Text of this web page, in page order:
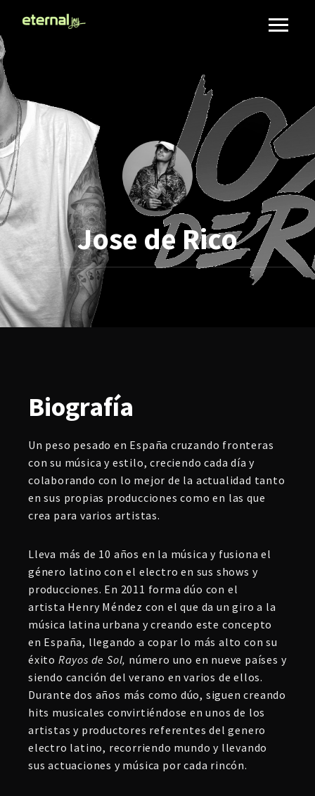
Jose de Rico
Biografía
Un peso pesado en España cruzando fronteras
con su música y estilo, creciendo cada día y
colaborando con lo mejor de la actualidad tanto
en sus propias producciones como en las que
crea para varios artistas.
Lleva más de 10 años en la música y fusiona el
género latino con el electro en sus shows y
producciones. En 2011 forma dúo con el
artista Henry Méndez con el que da un giro a la
música latina urbana y creando este concepto
en España, llegando a copar lo más alto con su
éxito Rayos de Sol, número uno en nueve países y
siendo canción del verano en varios de ellos.
Durante dos años más como dúo, siguen creando
hits musicales convirtiéndose en unos de los
artistas y productores referentes del genero
electro latino, recorriendo mundo y llevando
sus actuaciones y música por cada rincón.